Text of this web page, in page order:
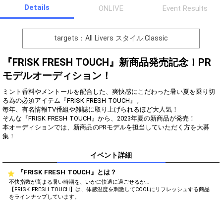
Points List of Goal
number of
positions
Rema
0 Event Begins!
オリジナルアバター制作権獲
得！
Gifting
Throw gifts to the stage and join
the live performance.
First, try throwing free Stars
(once a day)! You can also charge
Show Gold to purchase gifts
(available from 1 JPY)! When you
performer(s), the performer's
popularity ranking and your
ranking go up.
To cheer on performers, you can
send them gifts.
To send performers paid items,
You can post comments. Please
refrain from posting comments
that may offend performers or
other users.
Details ONLIVE Event Results
targets：All Livers スタイル:Classic
『FRISK FRESH TOUCH』新商品発売記念！PR
モデルオーディション！
ミント香料やメントールを配合した、爽快感にこだわった暑い夏を乗り切
る為の必須アイテム『FRISK FRESH TOUCH』。
毎年、有名情報TV番組や雑誌に取り上げられるほど大人気！
そんな『FRISK FRESH TOUCH』から、2023年夏の新商品が発売！
本オーディションでは、新商品のPRモデルを担当していただく方を大募
集！
イベント詳細
『FRISK FRESH TOUCH』とは？
不快指数が高まる暑い時期を、いかに快適に過ごせるか…
【FRISK FRESH TOUCH】は、体感温度を刺激してCOOLにリフレッシュする商品
をラインナップしています。